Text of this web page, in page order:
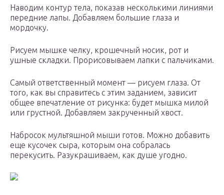
Наводим контур тела, показав несколькими линиями
передние лапы. Добавляем большие глаза и
мордочку.
Рисуем мышке челку, крошечный носик, рот и
ушные складки. Прорисовываем лапки с пальчиками.
Самый ответственный момент — рисуем глаза. От
того, как вы справитесь с этим заданием, зависит
общее впечатление от рисунка: будет мышка милой
или грустной. Добавляем закрученный хвост.
Набросок мультяшной мыши готов. Можно добавить
еще кусочек сыра, которым она собралась
перекусить. Разукрашиваем, как душе угодно.